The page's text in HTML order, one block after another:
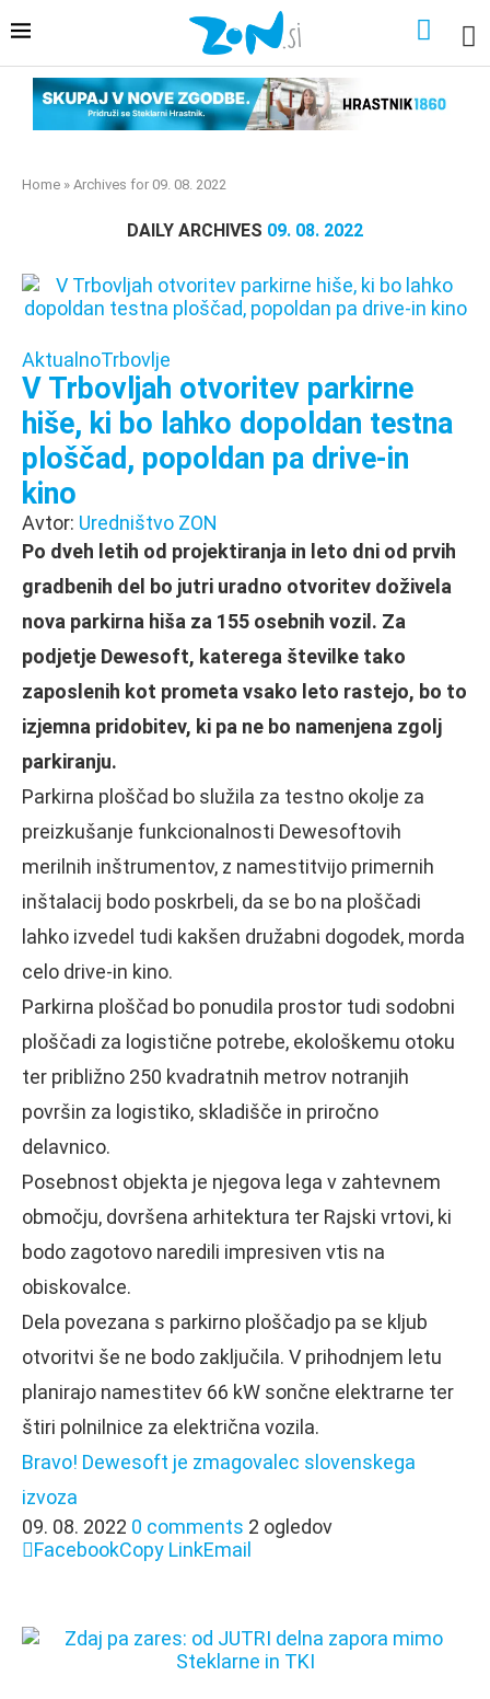
Home » Archives for 09. 08. 2022
DAILY ARCHIVES 09. 08. 2022
AktualnoTrbovlje
V Trbovljah otvoritev parkirne
hiše, ki bo lahko dopoldan testna
ploščad, popoldan pa drive-in
kino
Avtor: Uredništvo ZON
Po dveh letih od projektiranja in leto dni od prvih
gradbenih del bo jutri uradno otvoritev doživela
nova parkirna hiša za 155 osebnih vozil. Za
podjetje Dewesoft, katerega številke tako
zaposlenih kot prometa vsako leto rastejo, bo to
izjemna pridobitev, ki pa ne bo namenjena zgolj
parkiranju.
Parkirna ploščad bo služila za testno okolje za
preizkušanje funkcionalnosti Dewesoftovih
merilnih inštrumentov, z namestitvijo primernih
inštalacij bodo poskrbeli, da se bo na ploščadi
lahko izvedel tudi kakšen družabni dogodek, morda
celo drive-in kino.
Parkirna ploščad bo ponudila prostor tudi sodobni
ploščadi za logistične potrebe, ekološkemu otoku
ter približno 250 kvadratnih metrov notranjih
površin za logistiko, skladišče in priročno
delavnico.
Posebnost objekta je njegova lega v zahtevnem
območju, dovršena arhitektura ter Rajski vrtovi, ki
bodo zagotovo naredili impresiven vtis na
obiskovalce.
Dela povezana s parkirno ploščadjo pa se kljub
otvoritvi še ne bodo zaključila. V prihodnjem letu
planirajo namestitev 66 kW sončne elektrarne ter
štiri polnilnice za električna vozila.
Bravo! Dewesoft je zmagovalec slovenskega
izvoza
09. 08. 2022 0 comments 2 ogledov
FacebookCopy LinkEmail